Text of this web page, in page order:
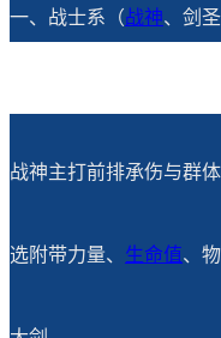
一、战士系（战神、剑
战神主打前排承伤与群
选附带力量、 生命值、